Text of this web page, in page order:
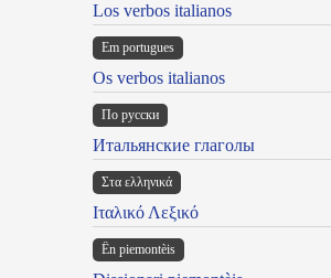
Los verbos italianos
Em portugues
Os verbos italianos
По русски
Итальянские глаголы
Στα ελληνικά
Ιταλικό Λεξικό
Ën piemontèis